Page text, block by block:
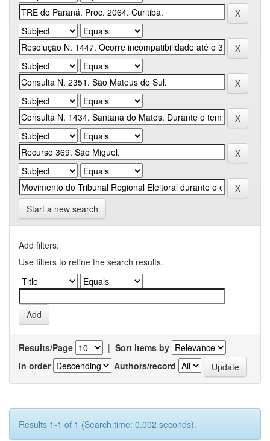
Start a new search
Add filters:
Use filters to refine the search results.
Results/Page | Sort items by
In order
Authors/record
Results 1-1 of 1 (Search time: 0.002 seconds).